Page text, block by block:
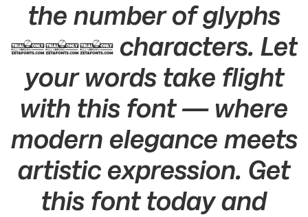
the number of glyphs
661 characters. Let
your words take flight
with this font — where
modern elegance meets
artistic expression. Get
this font today and